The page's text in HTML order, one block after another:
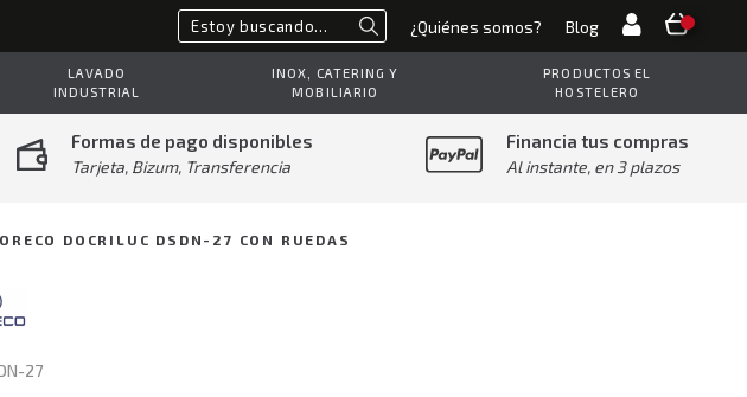
Buscar¿Quiénes somos? Blog
LAVADO
INDUSTRIAL
INOX, CATERING Y
MOBILIARIO
PRODUCTOS EL
HOSTELERO
Formas de pago disponibles
Tarjeta, Bizum, Transferencia
Financia tus compras
Al instante, en 3 plazos
DOCRILUC DSDN-27 CON RUEDAS
27